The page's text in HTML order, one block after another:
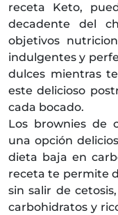
receta Keto,
decadente del
objetivos
indulgentes y
dulces mientras
este delicioso
cada bocado.
Los brownies de
una opción
dieta baja en
receta te permite
sin salir de
carbohidratos y